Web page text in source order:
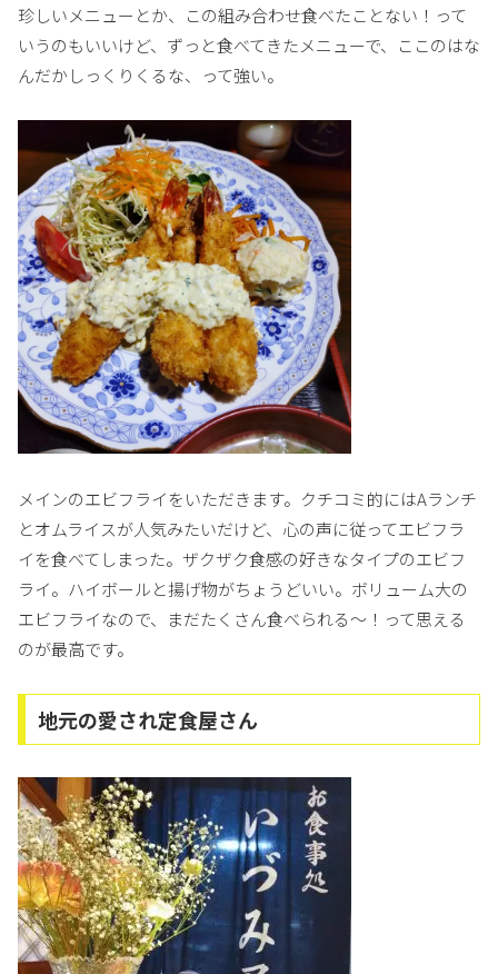
珍しいメニューとか、この組み合わせ食べたことない！って
いうのもいいけど、ずっと食べてきたメニューで、ここのはな
んだかしっくりくるな、って強い。
メインのエビフライをいただきます。クチコミ的にはAランチ
とオムライスが人気みたいだけど、心の声に従ってエビフラ
イを食べてしまった。ザクザク食感の好きなタイプのエビフ
ライ。ハイボールと揚げ物がちょうどいい。ボリューム大の
エビフライなので、まだたくさん食べられる〜！って思える
のが最高です。
地元の愛され定食屋さん